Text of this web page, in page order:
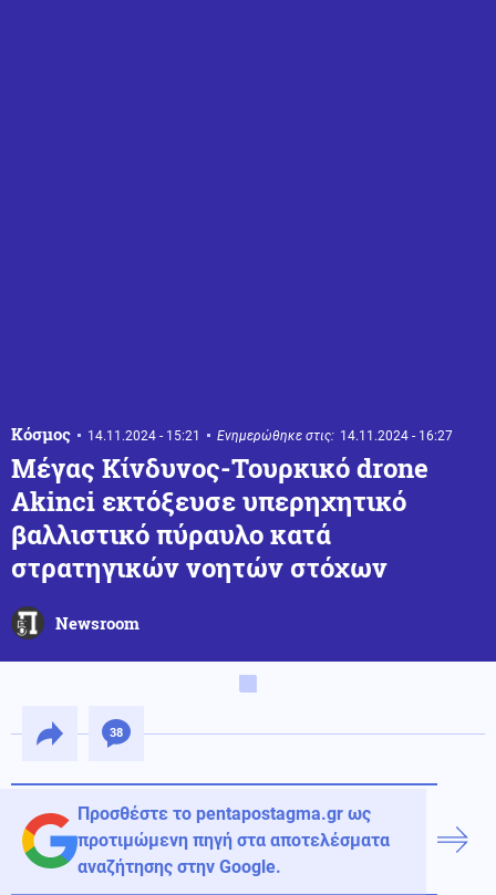
Κόσμος 14.11.2024 - 15:21 Ενημερώθηκε στις: 14.11.2024 - 16:27
Μέγας Κίνδυνος-Τουρκικό drone
Akinci εκτόξευσε υπερηχητικό
βαλλιστικό πύραυλο κατά
στρατηγικών νοητών στόχων
Newsroom
38
Προσθέστε το pentapostagma.gr ως
προτιμώμενη πηγή στα αποτελέσματα
αναζήτησης στην Google.